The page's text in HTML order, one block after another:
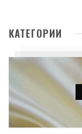
КАТЕГОРИИ